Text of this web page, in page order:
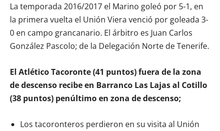
La temporada 2016/2017 el Marino goleó por 5-1, en
la primera vuelta el Unión Viera venció por goleada 3-
0 en campo grancanario. El árbitro es Juan Carlos
González Pascolo; de la Delegación Norte de Tenerife.
El Atlético Tacoronte (41 puntos) fuera de la zona
de descenso recibe en Barranco Las Lajas al Cotillo
(38 puntos) penúltimo en zona de descenso;
Los tacoronteros perdieron en su visita al Unión